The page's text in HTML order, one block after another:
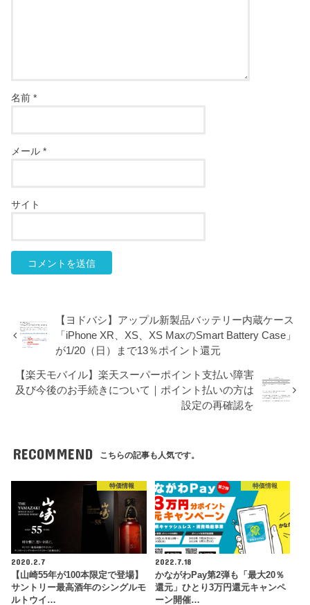
名前*
メール*
サイト
【ヨドバシ】アップル新製品バッテリー内蔵ケース
「iPhone XR、XS、XS MaxのSmart Battery Case」
が1/20（日）まで13％ポイント還元
【楽天モバイル】楽天スーパーポイント支払い障害
及び今後のお手続きについて｜ポイント払いの方は
設定の再確認を
RECOMMEND こちらの記事も人気です。
特価情報
2020.2.7
【山崎55年が100本限定で登場】
サントリー最高酒年のシングルモ
ルトウイ…
特価情報
2022.7.18
かながわPay第2弾も「最大20％
還元」ひとり3万円還元キャンペ
ーン開催…